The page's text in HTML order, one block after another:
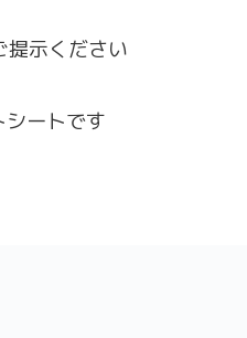
示ください
ートです